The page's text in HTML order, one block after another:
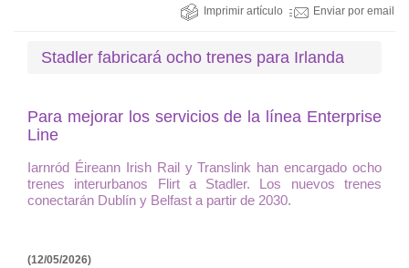
Imprimir artículo Enviar por email
Stadler fabricará ocho trenes para Irlanda
Para mejorar los servicios de la línea Enterprise
Line
Iarnród Éireann Irish Rail y Translink han encargado ocho
trenes interurbanos Flirt a Stadler. Los nuevos trenes
conectarán Dublín y Belfast a partir de 2030.
(12/05/2026)